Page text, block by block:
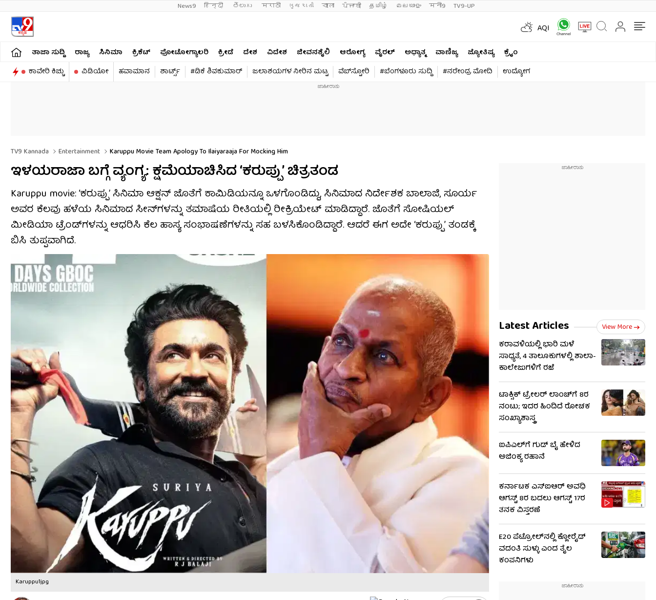
News9 हिन्दी తెలుగు मराठी ગુજરાતી বাংলা ਪੰਜਾਬੀ தமிழ் മലയാളം मनी9 TV9-UP
AQI
ತಾಜಾ ಸುದ್ದಿ ರಾಜ್ಯ ಸಿನಿಮಾ ಕ್ರಿಕೆಟ್​ ಫೋಟೋಗ್ಯಾಲರಿ ಕ್ರೀಡೆ ದೇಶ ವಿದೇಶ ಜೀವನಶೈಲಿ ಆರೋಗ್ಯ ವೈರಲ್​ ಅಧ್ಯಾತ್ಮ ವಾಣಿಜ್ಯ ಜ್ಯೋತಿಷ್ಯ
ಕ್ರೈಂ
ಕಾವೇರಿ ಕಿಚ್ಚು
ವಿಡಿಯೋ ಹವಾಮಾನ ಶಾರ್ಟ್ಸ್​ #ಡಿಕೆ ಶಿವಕುಮಾರ್​ ಜಲಾಶಯಗಳ ನೀರಿನ ಮಟ್ಟ ವೆಬ್​ಸ್ಟೋರಿ #ಬೆಂಗಳೂರು ಸುದ್ದಿ #ನರೇಂದ್ರ ಮೋದಿ ಉದ್ಯೋಗ
TV9 Kannada Entertainment Karuppu Movie Team Apology To Ilaiyaraaja For Mocking Him
ಇಳಯರಾಜಾ ಬಗ್ಗೆ ವ್ಯಂಗ್ಯ: ಕ್ಷಮೆಯಾಚಿಸಿದ ‘ಕರುಪ್ಪು’ ಚಿತ್ರತಂಡ
Karuppu movie: ‘ಕರುಪ್ಪು’ ಸಿನಿಮಾ ಆಕ್ಷನ್ ಜೊತೆಗೆ ಕಾಮಿಡಿಯನ್ನೂ ಒಳಗೊಂಡಿದ್ದು, ಸಿನಿಮಾದ ನಿರ್ದೇಶಕ ಬಾಲಾಜಿ, ಸೂರ್ಯ
ಅವರ ಕೆಲವು ಹಳೆಯ ಸಿನಿಮಾದ ಸೀನ್​​ಗಳನ್ನು ತಮಾಷೆಯ ರೀತಿಯಲ್ಲಿ ರೀಕ್ರಿಯೇಟ್ ಮಾಡಿದ್ದಾರೆ. ಜೊತೆಗೆ ಸೋಷಿಯಲ್
ಮೀಡಿಯಾ ಟ್ರೆಂಡ್​​ಗಳನ್ನು ಆಧರಿಸಿ ಕೆಲ ಹಾಸ್ಯ ಸಂಭಾಷಣೆಗಳನ್ನು ಸಹ ಬಳಸಿಕೊಂಡಿದ್ದಾರೆ. ಆದರೆ ಈಗ ಅದೇ ‘ಕರುಪ್ಪು’ ತಂಡಕ್ಕೆ
ಬಿಸಿ ತುಪ್ಪವಾಗಿದೆ.
Karuppu1jpg
Latest Articles View More
ಕರಾವಳಿಯಲ್ಲಿ ಭಾರಿ ಮಳೆ
ಸಾಧ್ಯತೆ, 4 ತಾಲೂಕುಗಳಲ್ಲಿ ಶಾಲಾ-
ಕಾಲೇಜುಗಳಿಗೆ ರಜೆ
ಟಾಕ್ಸಿಕ್ ಟ್ರೇಲರ್ ಲಾಂಚ್​ಗೆ 8ರ
ನಂಟು; ಇದರ ಹಿಂದಿದೆ ರೋಚಕ
ಸಂಖ್ಯಾಶಾಸ್ತ್ರ
ಐಪಿಎಲ್​ಗೆ ಗುಡ್ ಬೈ ಹೇಳಿದ
ಅಜಿಂಕ್ಯ ರಹಾನೆ
ಕರ್ನಾಟಕ ಎಸ್‌ಐಆರ್ ಅವಧಿ
ಆಗಸ್ಟ್ 8ರ ಬದಲು ಆಗಸ್ಟ್ 17ರ
ತನಕ ವಿಸ್ತರಣೆ
E20 ಪೆಟ್ರೋಲ್‌ನಲ್ಲಿ ಕ್ಲೋರೈಡ್
ವದಂತಿ ಸುಳ್ಳು ಎಂದ ತೈಲ
ಕಂಪನಿಗಳು